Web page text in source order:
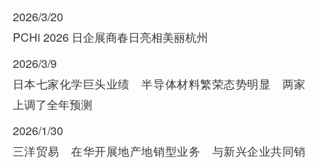
2026/3/20
PCHi 2026 日企展商春日亮相美丽杭州
2026/3/9
日本七家化学巨头业绩 半导体材料繁荣态势明显 两家
上调了全年预测
2026/1/30
三洋贸易 在华开展地产地销型业务 与新兴企业共同销